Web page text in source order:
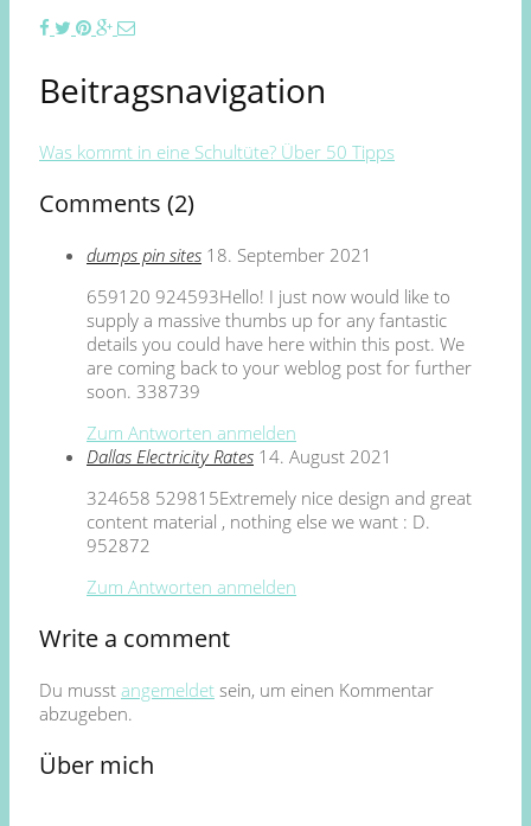
Beitragsnavigation
Was kommt in eine Schultüte? Über 50 Tipps
Comments (2)
dumps pin sites 18. September 2021
659120 924593Hello! I just now would like to
supply a massive thumbs up for any fantastic
details you could have here within this post. We
are coming back to your weblog post for further
soon. 338739
Zum Antworten anmelden
Dallas Electricity Rates 14. August 2021
324658 529815Extremely nice design and great
content material , nothing else we want : D.
952872
Zum Antworten anmelden
Write a comment
Du musst angemeldet sein, um einen Kommentar
abzugeben.
Über mich